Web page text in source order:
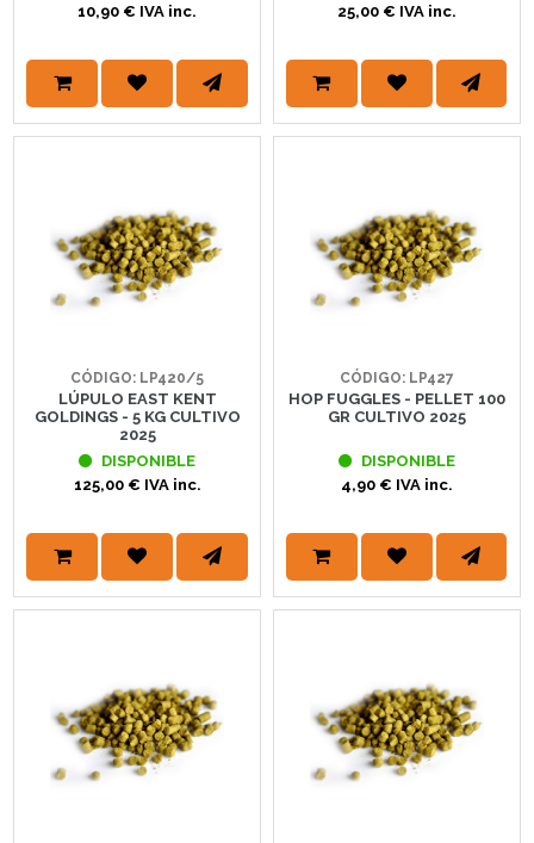
10,90 € IVA inc.
25,00 € IVA inc.
CÓDIGO: LP420/5
LÚPULO EAST KENT
GOLDINGS - 5 KG CULTIVO
2025
DISPONIBLE
125,00 € IVA inc.
CÓDIGO: LP427
HOP FUGGLES - PELLET 100
GR CULTIVO 2025
DISPONIBLE
4,90 € IVA inc.